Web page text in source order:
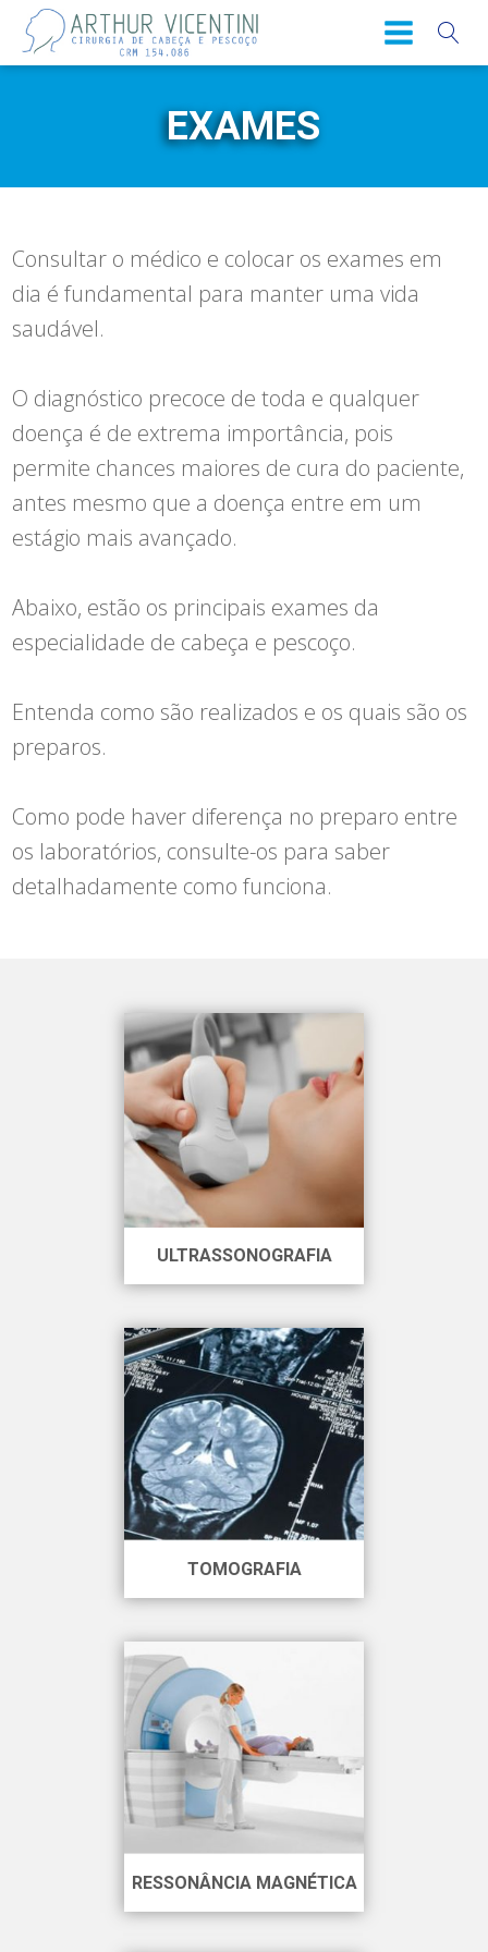
EXAMES
Consultar o médico e colocar os exames em
dia é fundamental para manter uma vida
saudável.
O diagnóstico precoce de toda e qualquer
doença é de extrema importância, pois
permite chances maiores de cura do paciente,
antes mesmo que a doença entre em um
estágio mais avançado.
Abaixo, estão os principais exames da
especialidade de cabeça e pescoço.
Entenda como são realizados e os quais são os
preparos.
Como pode haver diferença no preparo entre
os laboratórios, consulte-os para saber
detalhadamente como funciona.
ULTRASSONOGRAFIA
TOMOGRAFIA
RESSONÂNCIA MAGNÉTICA